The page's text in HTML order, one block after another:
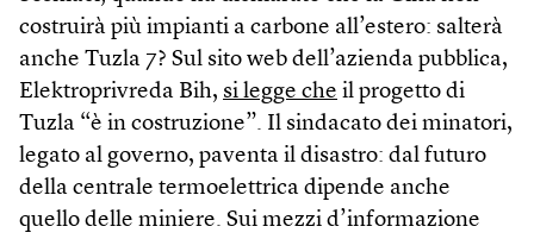
costruirà più impianti a carbone all’estero: salterà
anche Tuzla 7? Sul sito web dell’azienda pubblica,
Elektroprivreda Bih, si legge che il progetto di
Tuzla “è in costruzione”. Il sindacato dei minatori,
legato al governo, paventa il disastro: dal futuro
della centrale termoelettrica dipende anche
quello delle miniere. Sui mezzi d’informazione